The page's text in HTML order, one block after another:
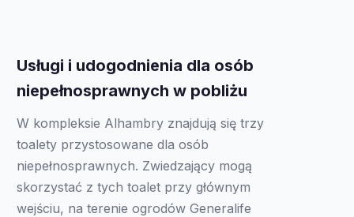
Usługi i udogodnienia dla osób
niepełnosprawnych w pobliżu
W kompleksie Alhambry znajdują się trzy
toalety przystosowane dla osób
niepełnosprawnych. Zwiedzający mogą
skorzystać z tych toalet przy głównym
wejściu, na terenie ogrodów Generalife